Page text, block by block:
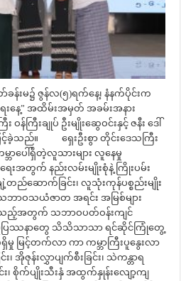
န်းမ၌ ဇွန်လ(၅)ရက်နေ့၊ နံနက်ပိုင်းက
းနေ့” အထိမ်းအမှတ် အခမ်းအနား
န်ကြီးချုပ် ဦးမျိုးဆွေဝင်းနှင့် ဇနီး ဒေါ်
င့်ခဲ့သည်။ ရှေးဦးစွာ တိုင်းဒေသကြီး
ဘာပေါ်ရှိတဲ့လူသားများ လူနေမှု
းအတွက် နည်းလမ်းမျိုးစုံနဲ့ ကြိုးပမ်း
တည်ဆောက်ခြင်း၊ လူသုံးကုန်ပစ္စည်းမျိုး
ာဝသယံဇာတ အရင်း အမြစ်များ
အတွက် သဘာဝပတ်ဝန်းကျင်
ပြဿနာတွေ သိသိသာသာ ရင်ဆိုင်ကြုံတွေ့
မြင့်တက်လာ ကာ ကမ္ဘာကြီးပူနွေးလာ
၊ အိုဇုန်းလွှာပျက်စီးခြင်း၊ သဲကန္တာရ
ြင်း၊ စိုက်ပျိုးသီးနှံ အထွက်နှုန်းလျော့ကျ